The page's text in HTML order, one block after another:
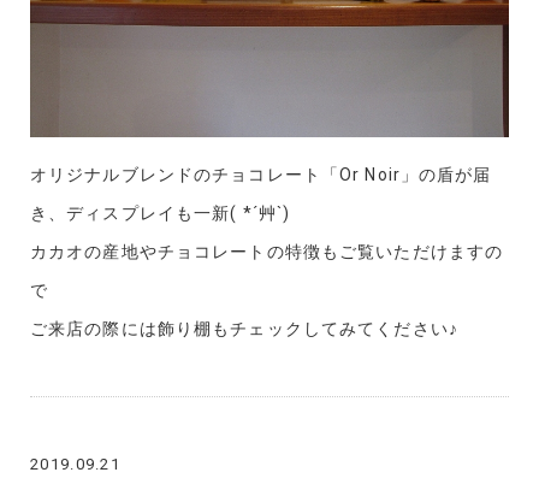
オリジナルブレンドのチョコレート「Or Noir」の盾が届
き、ディスプレイも一新( *´艸`)
カカオの産地やチョコレートの特徴もご覧いただけますの
で
ご来店の際には飾り棚もチェックしてみてください♪
2019.09.21